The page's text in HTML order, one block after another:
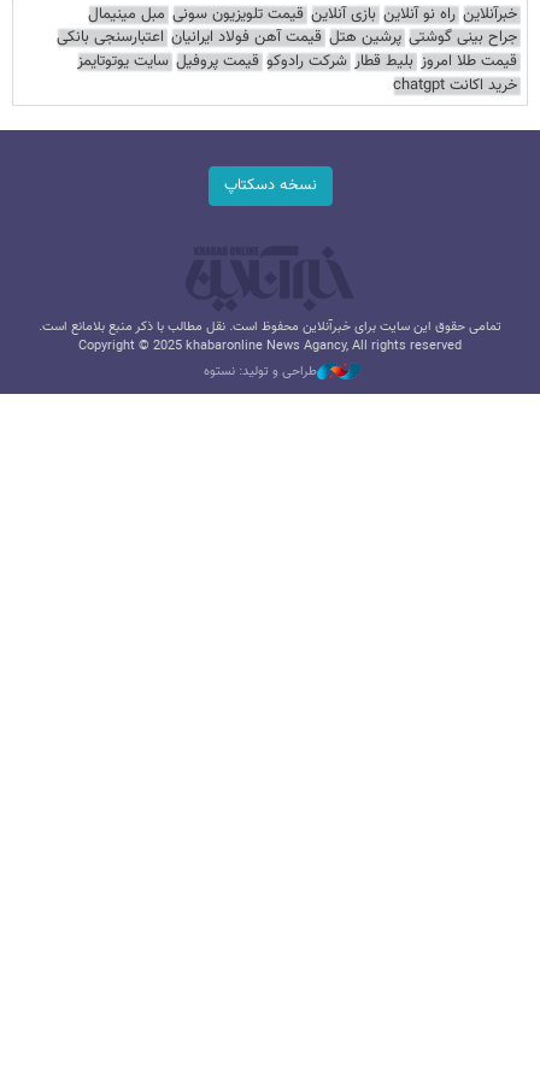
خبرآنلاین راه نو آنلاین بازی آنلاین قیمت تلویزیون سونی مبل مینیمال
جراح بینی گوشتی پرشین هتل قیمت آهن فولاد ایرانیان اعتبارسنجی بانکی
قیمت طلا امروز بلیط قطار شرکت رادوکو قیمت پروفیل سایت یوتوتایمز
خرید اکانت chatgpt
نسخه دسکتاپ
تمامی حقوق این سایت برای خبرآنلاین محفوظ است. نقل مطالب با ذکر منبع بلامانع است.
Copyright © 2025 khabaronline News Agancy, All rights reserved
طراحی و تولید: نستوه